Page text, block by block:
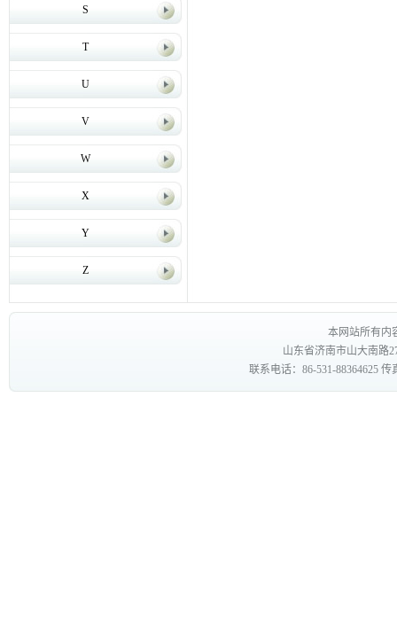
S
T
U
V
W
X
Y
Z
本网站所有内
山东省济南市山大南路
联系电话：86-531-88364625 传